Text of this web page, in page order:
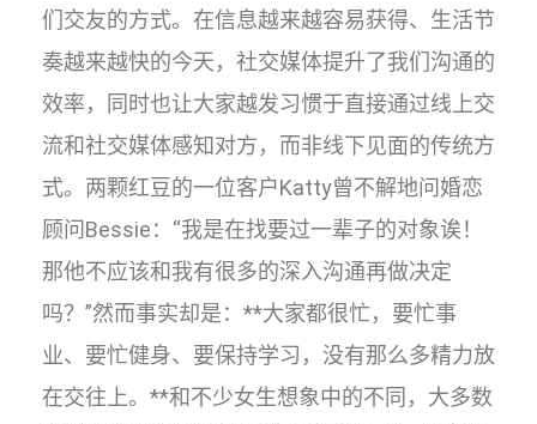
们交友的方式。在信息越来越容易获得、生活节
奏越来越快的今天，社交媒体提升了我们沟通的
效率，同时也让大家越发习惯于直接通过线上交
流和社交媒体感知对方，而非线下见面的传统方
式。两颗红豆的一位客户Katty曾不解地问婚恋
顾问Bessie：“我是在找要过一辈子的对象诶！
那他不应该和我有很多的深入沟通再做决定
吗？”然而事实却是：**大家都很忙，要忙事
业、要忙健身、要保持学习，没有那么多精力放
在交往上。**和不少女生想象中的不同，大多数